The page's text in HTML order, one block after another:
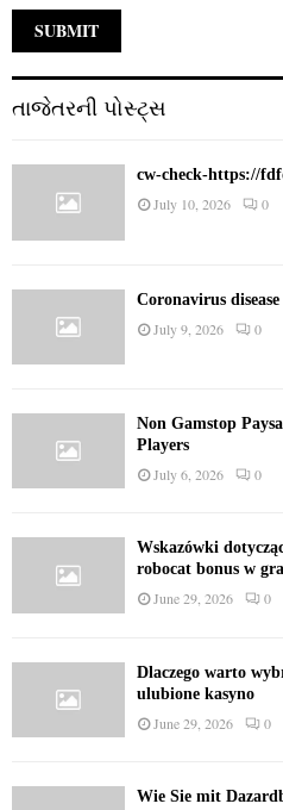
તાજેતરની પોસ્ટ્સ
cw-check-https://
July 10, 2026 0
Coronavirus disease
July 9, 2026 0
Non Gamstop
Players
July 6, 2026 0
Wskazówki
robocat bonus w
June 29, 2026 0
Dlaczego warto
ulubione kasyno
June 29, 2026 0
Wie Sie mit